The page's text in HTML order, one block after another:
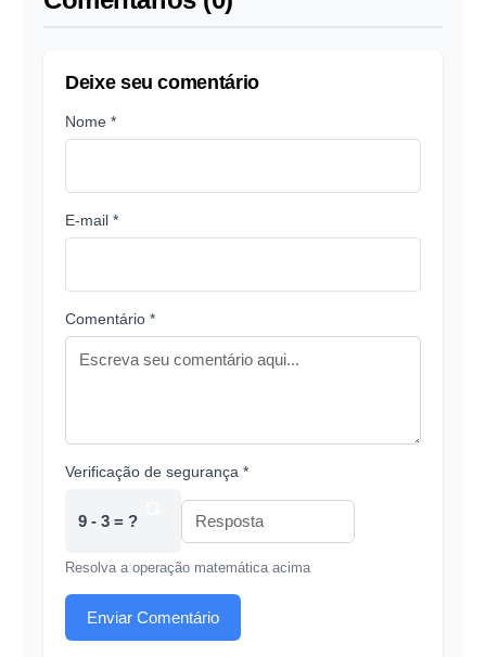
Deixe seu comentário
Nome *
E-mail *
Comentário *
Verificação de segurança *
9 - 3 = ?
Resolva a operação matemática acima
Enviar Comentário